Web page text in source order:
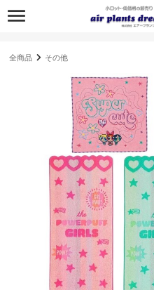
全商品 その他